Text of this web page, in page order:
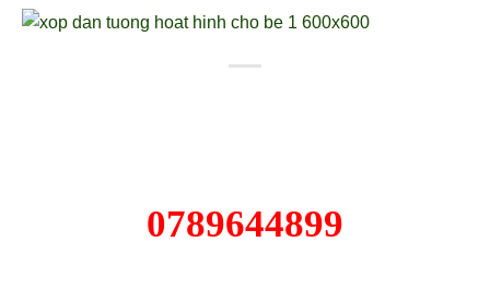
0789644899